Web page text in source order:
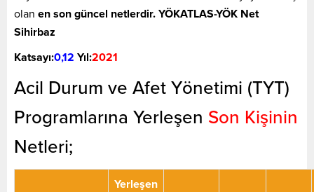
olan en son güncel netlerdir. YÖKATLAS-YÖK Net
Sihirbaz
Katsayı:0,12 Yıl:2021
Acil Durum ve Afet Yönetimi (TYT)
Programlarına Yerleşen Son Kişinin
Netleri;
Yerleşen